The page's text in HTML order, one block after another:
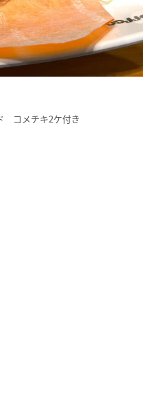
コメチキ2ケ付き